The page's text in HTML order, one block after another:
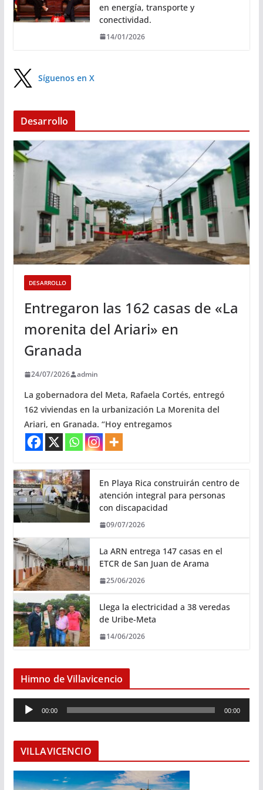
en energía, transporte y
conectividad.
14/01/2026
Síguenos en X
Desarrollo
DESARROLLO
Entregaron las 162 casas de «La
morenita del Ariari» en
Granada
24/07/2026 admin
La gobernadora del Meta, Rafaela Cortés, entregó
162 viviendas en la urbanización La Morenita del
Ariari, en Granada. “Hoy entregamos
En Playa Rica construirán centro de
atención integral para personas
con discapacidad
09/07/2026
La ARN entrega 147 casas en el
ETCR de San Juan de Arama
25/06/2026
Llega la electricidad a 38 veredas
de Uribe-Meta
14/06/2026
Himno de Villavicencio
e
o
d
00:00 00:00
VILLAVICENCIO